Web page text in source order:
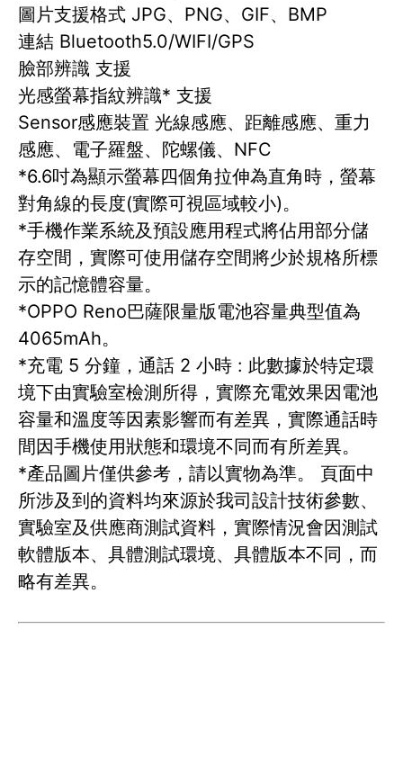
圖片支援格式 JPG、PNG、GIF、BMP
連結 Bluetooth5.0/WIFI/GPS
臉部辨識 支援
光感螢幕指紋辨識* 支援
Sensor感應裝置 光線感應、距離感應、重力
感應、電子羅盤、陀螺儀、NFC
*6.6吋為顯示螢幕四個角拉伸為直角時，螢幕
對角線的長度(實際可視區域較小)。
*手機作業系統及預設應用程式將佔用部分儲
存空間，實際可使用儲存空間將少於規格所標
示的記憶體容量。
*OPPO Reno巴薩限量版電池容量典型值為
4065mAh。
*充電 5 分鐘，通話 2 小時 : 此數據於特定環
境下由實驗室檢測所得，實際充電效果因電池
容量和溫度等因素影響而有差異，實際通話時
間因手機使用狀態和環境不同而有所差異。
*產品圖片僅供參考，請以實物為準。 頁面中
所涉及到的資料均來源於我司設計技術參數、
實驗室及供應商測試資料，實際情況會因測試
軟體版本、具體測試環境、具體版本不同，而
略有差異。